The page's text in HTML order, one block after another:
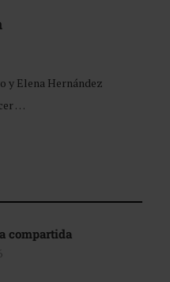
y Elena Hernández
…
compartida